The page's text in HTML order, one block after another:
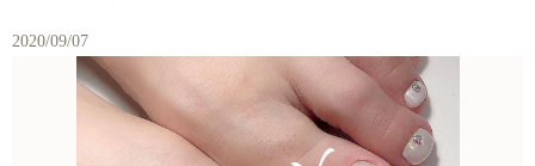
2020/09/07